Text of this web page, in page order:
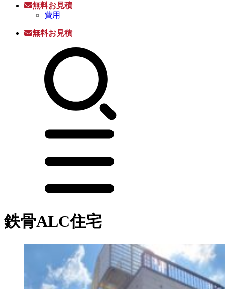
無料お見積
費用
無料お見積
鉄骨ALC住宅